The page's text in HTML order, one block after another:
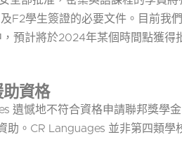
F2學生簽證的必要文件。目前我
預計將於2024年某個時間點獲得
資格
遺憾地不符合資格申請聯邦獎學
助。CR Languages 並非第四類學